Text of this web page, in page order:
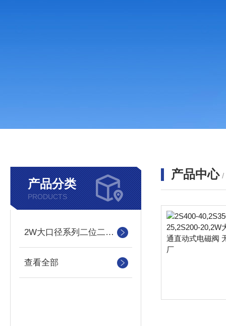
产品分类
PRODUCTS
2W大口径系列二位二通直动式电磁阀
查看全部
产品中心 /